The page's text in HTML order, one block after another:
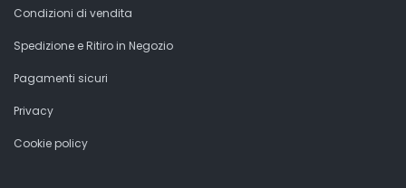
Condizioni di vendita
Spedizione e Ritiro in Negozio
Pagamenti sicuri
Privacy
Cookie policy